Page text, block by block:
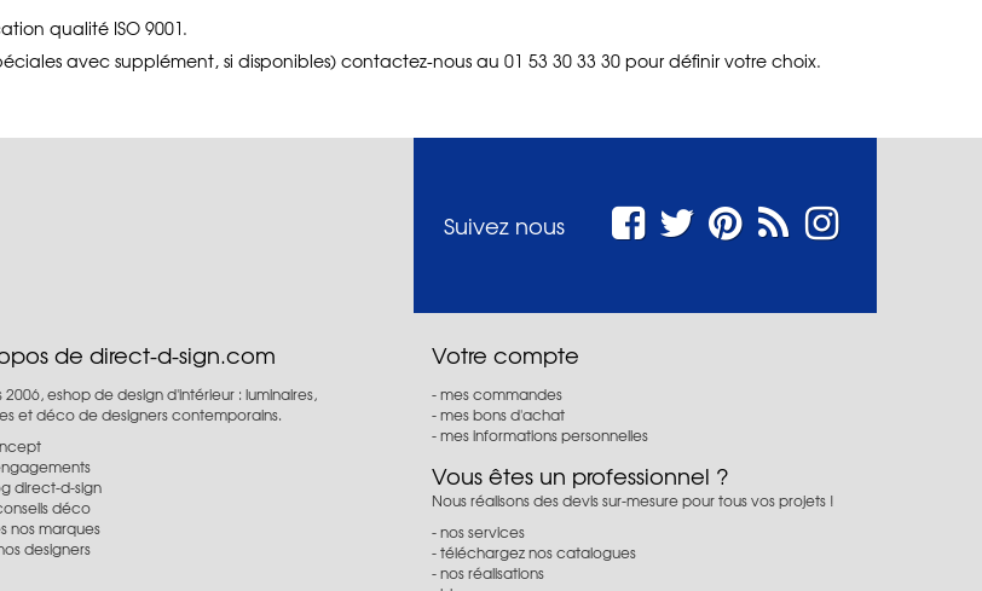
qualité ISO 9001.
avec supplément, si disponibles) contactez-nous au 01 53 30 33 30 pour définir votre choix.
Suivez nous
de direct-d-sign.com
2006, eshop de design d'intérieur : luminaires,
et déco de designers contemporains.
direct-d-sign
déco
nos marques
designers
Votre compte
mes commandes
mes bons d'achat
mes informations personnelles
Vous êtes un professionnel ?
Nous réalisons des devis sur-mesure pour tous vos projets !
nos services
téléchargez nos catalogues
nos réalisations